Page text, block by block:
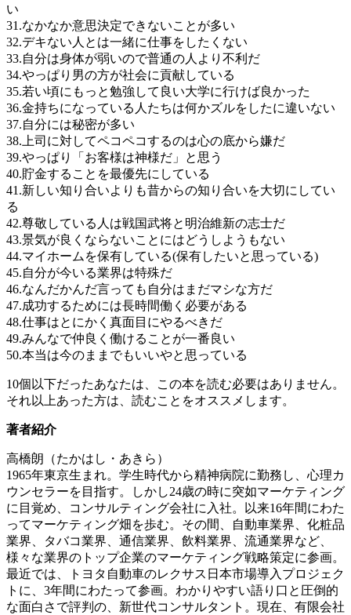
い
31.なかなか意思決定できないことが多い
32.デキない人とは一緒に仕事をしたくない
33.自分は身体が弱いので普通の人より不利だ
34.やっぱり男の方が社会に貢献している
35.若い頃にもっと勉強して良い大学に行けば良かった
36.金持ちになっている人たちは何かズルをしたに違いない
37.自分には秘密が多い
38.上司に対してペコペコするのは心の底から嫌だ
39.やっぱり「お客様は神様だ」と思う
40.貯金することを最優先にしている
41.新しい知り合いよりも昔からの知り合いを大切にしてい
る
42.尊敬している人は戦国武将と明治維新の志士だ
43.景気が良くならないことにはどうしようもない
44.マイホームを保有している(保有したいと思っている)
45.自分が今いる業界は特殊だ
46.なんだかんだ言っても自分はまだマシな方だ
47.成功するためには長時間働く必要がある
48.仕事はとにかく真面目にやるべきだ
49.みんなで仲良く働けることが一番良い
50.本当は今のままでもいいやと思っている
10個以下だったあなたは、この本を読む必要はありません。
それ以上あった方は、読むことをオススメします。
著者紹介
高橋朗（たかはし・あきら）
1965年東京生まれ。学生時代から精神病院に勤務し、心理カ
ウンセラーを目指す。しかし24歳の時に突如マーケティング
に目覚め、コンサルティング会社に入社。以来16年間にわた
ってマーケティング畑を歩む。その間、自動車業界、化粧品
業界、タバコ業界、通信業界、飲料業界、流通業界など、
様々な業界のトップ企業のマーケティング戦略策定に参画。
最近では、トヨタ自動車のレクサス日本市場導入プロジェク
トに、3年間にわたって参画。わかりやすい語り口と圧倒的
な面白さで評判の、新世代コンサルタント。現在、有限会社